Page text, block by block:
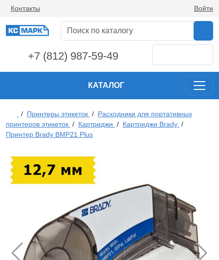
Контакты Войти
+7 (812) 987-59-49
КАТАЛОГ
/ Принтеры этикеток / Расходники для портативных
принтеров этикеток / Картриджи / Картриджи Brady /
Принтер Brady BMP21 Plus